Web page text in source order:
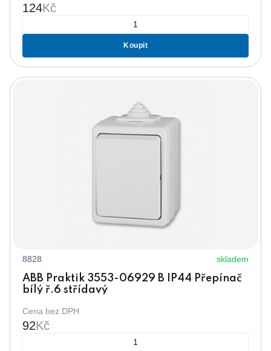
124Kč
Koupit
8828 skladem
ABB Praktik 3553-06929 B IP44 Přepínač
bílý ř.6 střídavý
Cena bez DPH
92Kč